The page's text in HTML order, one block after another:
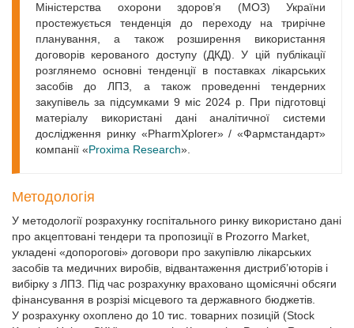
Міністерства охорони здоров’я (МОЗ) України
простежується тенденція до переходу на трирічне
планування, а також розширення використання
договорів керованого доступу (ДКД). У цій публікації
розглянемо основні тенденції в поставках лікарських
засобів до ЛПЗ, а також проведенні тендерних
закупівель за підсумками 9 міс 2024 р. При підготовці
матеріалу використані дані аналітичної системи
дослідження ринку «PharmXplorer» / «Фармстандарт»
компанії «Proxima Research».
Методологія
У методології розрахунку госпітального ринку використано дані
про акцептовані тендери та пропозиції в Prozorro Market,
укладені «допорогові» договори про закупівлю лікарських
засобів та медичних виробів, відвантаження дистриб’юторів і
вибірку з ЛПЗ. Під час розрахунку враховано щомісячні обсяги
фінансування в розрізі місцевого та державного бюджетів.
У розрахунку охоплено до 10 тис. товарних позицій (Stock